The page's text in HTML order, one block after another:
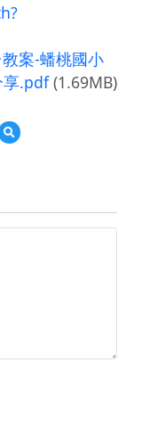
案-蟠桃國小
享.pdf(1.69MB)
預
覽
享
不